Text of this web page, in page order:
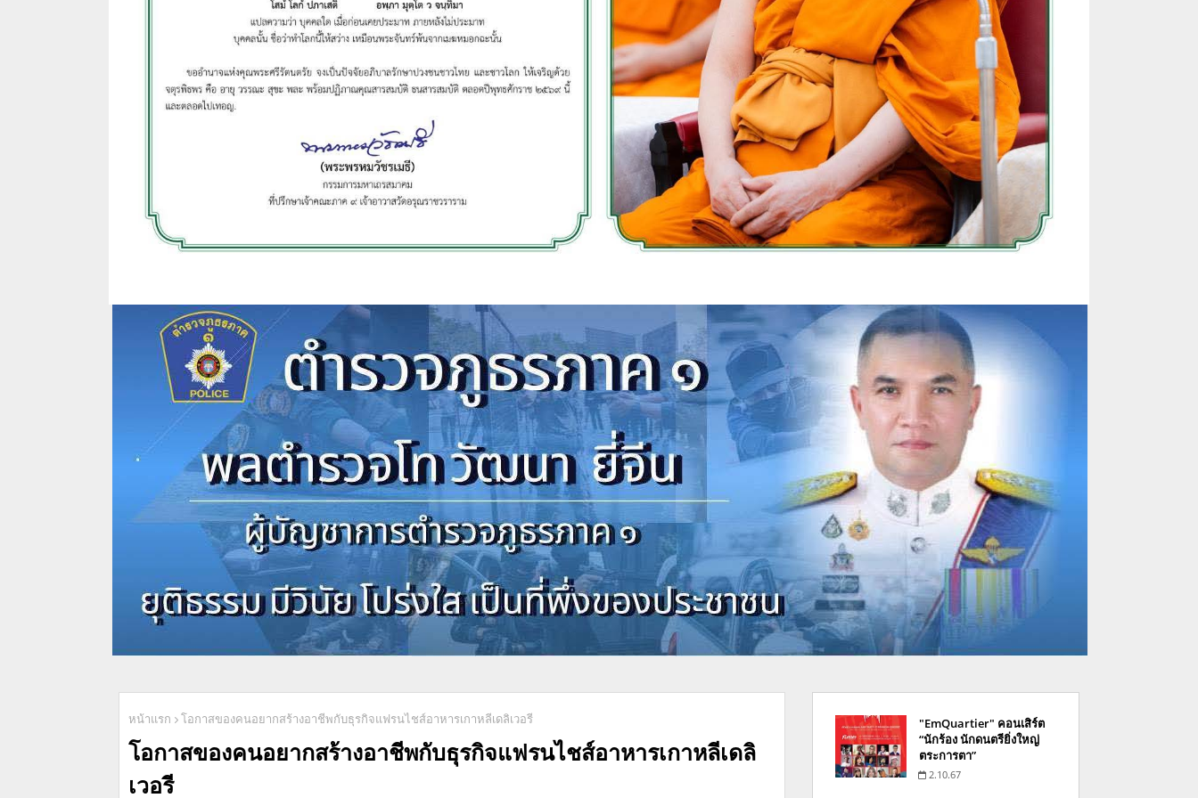
หน้าแรก โอกาสของคนอยากสร้างอาชีพกับธุรกิจแฟรนไชส์อาหารเกาหลีเดลิเวอรี
โอกาสของคนอยากสร้างอาชีพกับธุรกิจแฟรนไชส์อาหารเกาหลีเดลิ
เวอรี
"EmQuartier" คอนเสิร์ต
“นักร้อง นักดนตรียิ่งใหญ่
ตระการตา”
2.10.67